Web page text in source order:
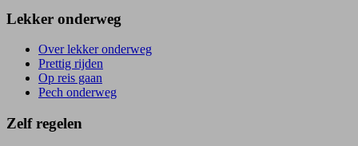
Lekker onderweg
Over lekker onderweg
Prettig rijden
Op reis gaan
Pech onderweg
Zelf regelen